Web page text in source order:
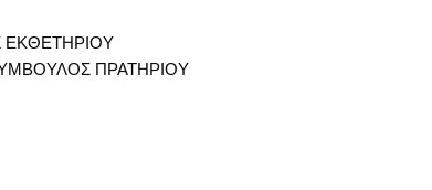
ΕΚΘΕΤΗΡΙΟΥ
ΠΡΑΤΗΡΙΟΥ